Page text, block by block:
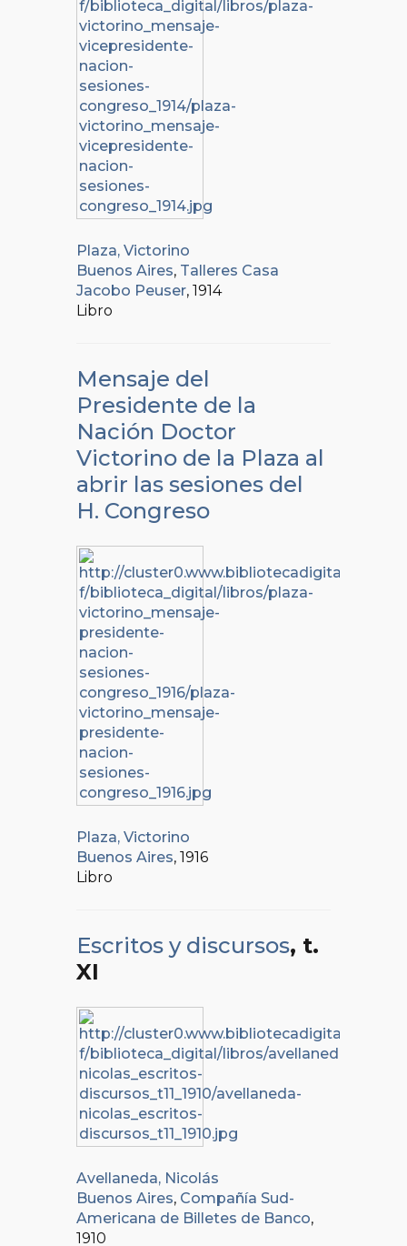
Plaza, Victorino
Buenos Aires, Talleres Casa
Jacobo Peuser, 1914
Libro
Mensaje del
Presidente de la
Nación Doctor
Victorino de la Plaza al
abrir las sesiones del
H. Congreso
Plaza, Victorino
Buenos Aires, 1916
Libro
Escritos y discursos, t.
XI
Avellaneda, Nicolás
Buenos Aires, Compañía Sud-
Americana de Billetes de Banco,
1910